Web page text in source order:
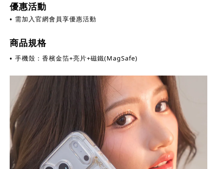
優惠活動
• 需加入官網會員享優惠活動
商品規格
• 手機殼：香檳金箔+亮片+磁鐵(MagSafe)